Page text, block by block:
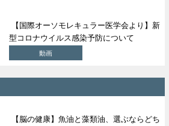
【国際オーソモレキュラー医学会より】新
型コロナウイルス感染予防について
動画
【脳の健康】魚油と藻類油、選ぶならどち